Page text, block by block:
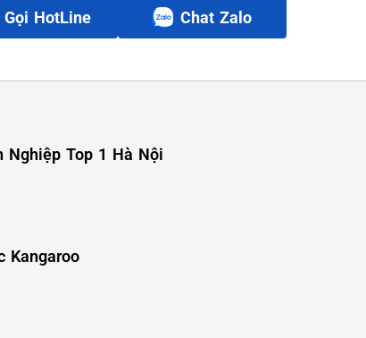
Gọi HotLine Chat Zalo
Nghiệp Top 1 Hà Nội
Kangaroo